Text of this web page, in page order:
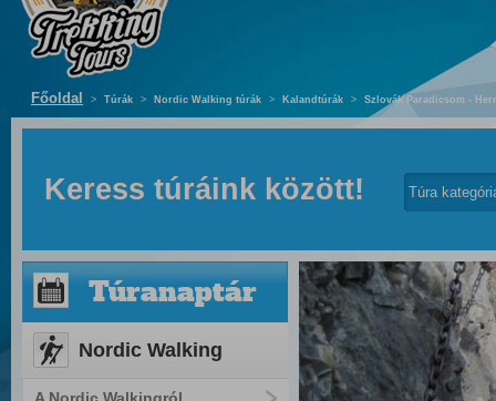
Főoldal > Túrák > Nordic Walking túrák > Kalandtúrák > Szlovák Paradicsom -
Keress túráink között!
Túranaptár
Nordic Walking